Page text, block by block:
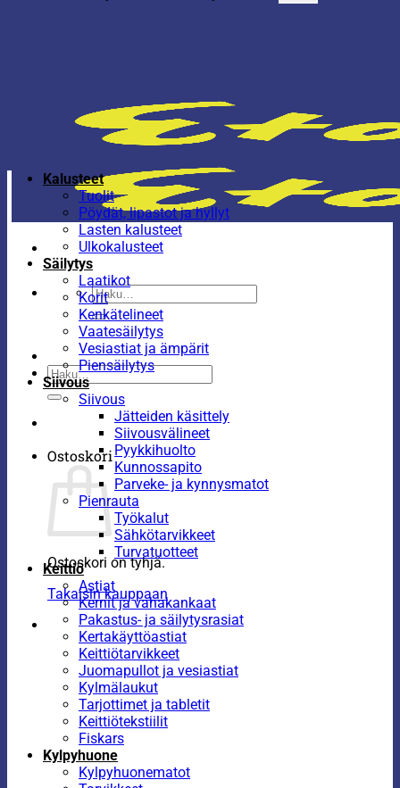
Etsi:
Etsi:
Ostoskori
Ostoskori on tyhjä.
Takaisin kauppaan
Kalusteet
Tuolit
Pöydät, lipastot ja hyllyt
Lasten kalusteet
Ulkokalusteet
Säilytys
Laatikot
Korit
Kenkätelineet
Vaatesäilytys
Vesiastiat ja ämpärit
Piensäilytys
Siivous
Siivous
Jätteiden käsittely
Siivousvälineet
Pyykkihuolto
Kunnossapito
Parveke- ja kynnysmatot
Pienrauta
Työkalut
Sähkötarvikkeet
Turvatuotteet
Keittiö
Astiat
Kernit ja vahakankaat
Pakastus- ja säilytysrasiat
Kertakäyttöastiat
Keittiötarvikkeet
Juomapullot ja vesiastiat
Kylmälaukut
Tarjottimet ja tabletit
Keittiötekstiilit
Fiskars
Kylpyhuone
Kylpyhuonematot